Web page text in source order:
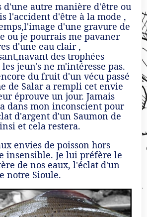
d'une autre manière d'être ou
l'accident d'être à la mode ,
d'une gravure de
ou je pourrais me pavaner
d'une eau clair ,
des trophées
jeun's ne m'intéresse pas.
du fruit d'un vécu passé
de Salar a rempli cet envie
éprouve un jour. Jamais
dans mon inconscient pour
d'argent d'un Saumon de
et cela restera.
envies de poisson hors
insensible. Je lui préfère le
de nos eaux, l'éclat d'un
notre Sioule.